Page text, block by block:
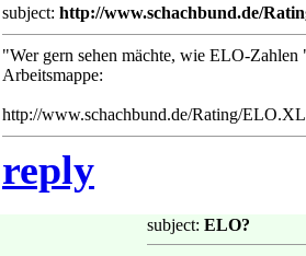
subject: http://www.schachbund.de/
"Wer gern sehen mächte, wie ELO-
Arbeitsmappe:
http://www.schachbund.de/Rating/
reply
subject: ELO?